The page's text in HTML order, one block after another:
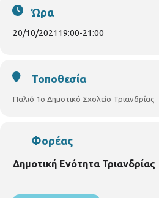
Ώρα
20/10/2021 19:00-21:00
Τοποθεσία
Παλιό 1ο Δημοτικό Σχολείο Τριανδρίας
Φορέας
Δημοτική Ενότητα Τριανδρίας